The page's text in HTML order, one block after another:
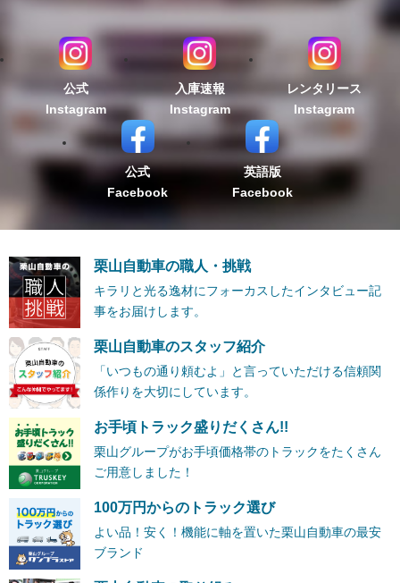
公式
Instagram
入庫速報
Instagram
レンタリース
Instagram
公式
Facebook
英語版
Facebook
栗山自動車の職人・挑戦
キラリと光る逸材にフォーカスしたインタビュー記
事をお届けします。
栗山自動車のスタッフ紹介
「いつもの通り頼むよ」と言っていただける信頼関
係作りを大切にしています。
お手頃トラック盛りだくさん!!
栗山グループがお手頃価格帯のトラックをたくさん
ご用意しました！
100万円からのトラック選び
よい品！安く！機能に軸を置いた栗山自動車の最安
ブランド